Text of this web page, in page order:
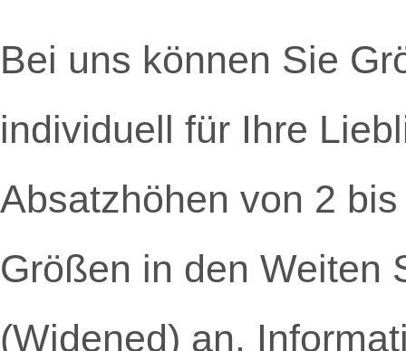
Bei uns können Sie
individuell für Ihre
Absatzhöhen von 2
Größen in den Weiten
(Widened) an.